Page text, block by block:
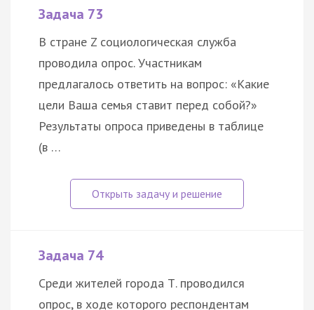
Задача 73
В стране Z социологическая служба
проводила опрос. Участникам
предлагалось ответить на вопрос: «Какие
цели Ваша семья ставит перед собой?»
Результаты опроса приведены в таблице
(в …
Задача 74
Среди жителей города Т. проводился
опрос, в ходе которого респондентам